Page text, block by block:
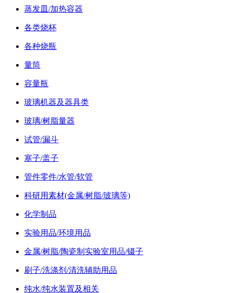
蒸发皿/加热容器
各类烧杯
各种烧瓶
量筒
容量瓶
玻璃机器及器具类
玻璃/树脂量器
试管/漏斗
塞子/盖子
管件零件/水管/软管
科研用素材(金属/树脂/玻璃等)
化学制品
实验用品/环境用品
金属/树脂/陶瓷制实验室用品/镊子
刷子/洗涤剂/清洗辅助用品
纯水/纯水装置及相关